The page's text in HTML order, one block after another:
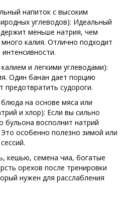
напиток с высоким
углеводов): Идеальный
меньше натрия, чем
калия. Отлично подходит
и легкими углеводами):
Один банан дает порцию
предотвратить судороги.
на основе мяса или
и хлор): Если вы сильно
бульона восполнит натрий
особенно полезно зимой или
кешью, семена чиа, богатые
орехов после тренировки
нужен для расслабления